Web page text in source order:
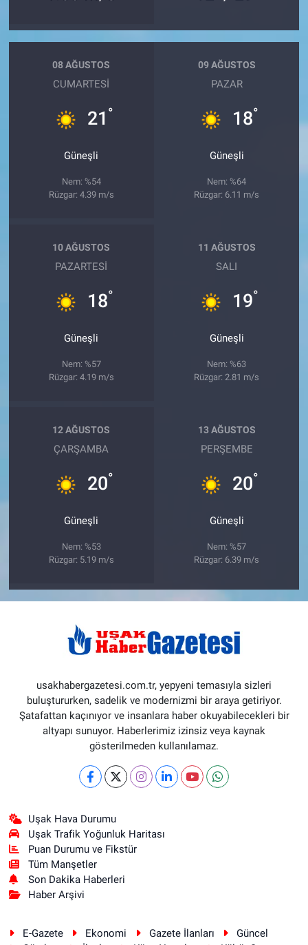
08 AĞUSTOS
CUMARTESI
21 °
Güneşli
Nem: %54
Rüzgar: 4.39 m/s
09 AĞUSTOS
PAZAR
18°
Güneşli
Nem: %64
Rüzgar: 6.11 m/s
10 AĞUSTOS
PAZARTESI
18°
Güneşli
Nem: %57
Rüzgar: 4.19 m/s
11 AĞUSTOS
SALI
19°
Güneşli
Nem: %63
Rüzgar: 2.81 m/s
12 AĞUSTOS
ÇARŞAMBA
20°
Güneşli
Nem: %53
Rüzgar: 5.19 m/s
13 AĞUSTOS
PERŞEMBE
20°
Güneşli
Nem: %57
Rüzgar: 6.39 m/s
usakhabergazetesi.com.tr, yepyeni temasıyla sizleri
buluştururken, sadelik ve modernizmi bir araya getiriyor.
Şatafattan kaçınıyor ve insanlara haber okuyabilecekleri bir
altyapı sunuyor. Haberlerimiz izinsiz veya kaynak
gösterilmeden kullanılamaz.
Uşak Hava Durumu
Uşak Trafik Yoğunluk Haritası
Puan Durumu ve Fikstür
Tüm Manşetler
Son Dakika Haberleri
Haber Arşivi
E-Gazete Ekonomi Gazete İlanları
Güncel